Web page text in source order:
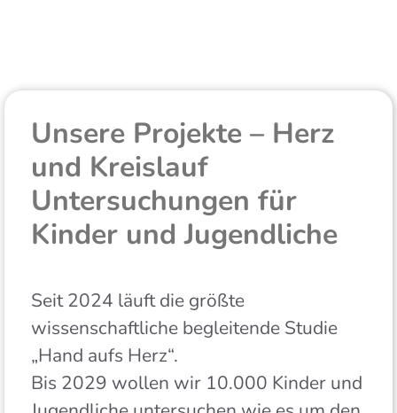
Unsere Projekte – Herz
und Kreislauf
Untersuchungen für
Kinder und Jugendliche
Seit 2024 läuft die größte
wissenschaftliche begleitende Studie
„Hand aufs Herz“.
Bis 2029 wollen wir 10.000 Kinder und